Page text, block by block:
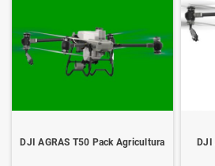
Creación de mapas que
existente en la parcela.
Sectorización de la parcela en
manejo agrícola para efectuar
Confeccionar planes de abonado
cultivo.
DJI AGRAS T50 Pack Agricultura DJI